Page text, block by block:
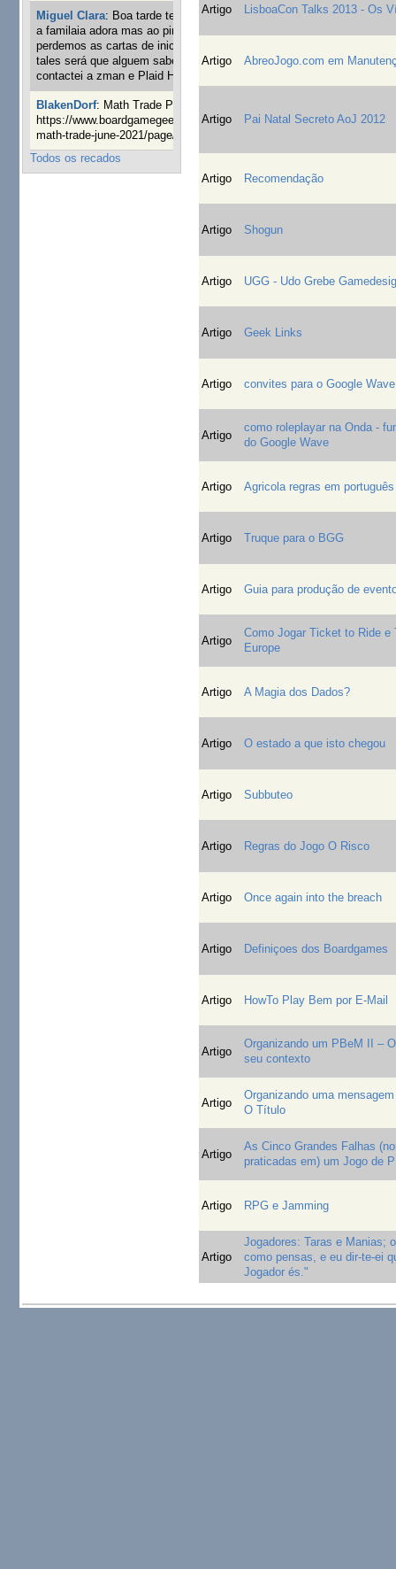
Miguel Clara: Boa tarde tenho jogo Mice and mistics que
a familaia adora mas ao pintarmos as miniaturas
perdemos as cartas de iniciaticva da expanção downood
tales será que alguem sabe onde adquirir as cartas já
contactei a zman e Plaid Hat e nada
BlakenDorf: Math Trade Portuguesa a decorrer. Aqui:
https://www.boardgamegeek.com/geeklist/286035/portugal-
math-trade-june-2021/page/1
Todos os recados
Artigo LisboaCon Talks 2013 - Os
Artigo AbreoJogo.com em
Artigo Pai Natal Secreto AoJ 2012
Artigo Recomendação
Artigo Shogun
Artigo UGG - Udo Grebe
Artigo Geek Links
Artigo convites para o Google Wave
Artigo
como roleplayar na Onda -
do Google Wave
Artigo Agricola regras em português
Artigo Truque para o BGG
Artigo Guia para produção de
Artigo
Como Jogar Ticket to Ride e
Europe
Artigo A Magia dos Dados?
Artigo O estado a que isto chegou
Artigo Subbuteo
Artigo Regras do Jogo O Risco
Artigo Once again into the breach
Artigo Definiçoes dos Boardgames
Artigo HowTo Play Bem por E-Mail
Artigo
Organizando um PBeM II –
seu contexto
Artigo
Organizando uma
O Título
Artigo
As Cinco Grandes Falhas
praticadas em) um Jogo de
Artigo RPG e Jamming
Artigo
Jogadores: Taras e Manias;
como pensas, e eu dir-te-ei
Jogador és."